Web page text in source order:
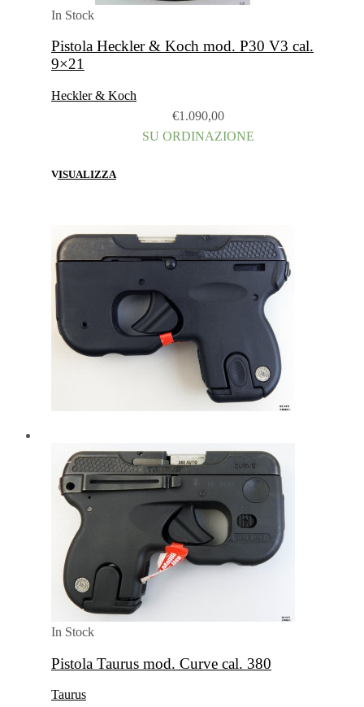
In Stock
Pistola Heckler & Koch mod. P30 V3 cal.
9×21
Heckler & Koch
€1.090,00
SU ORDINAZIONE
VISUALIZZA
In Stock
Pistola Taurus mod. Curve cal. 380
Taurus